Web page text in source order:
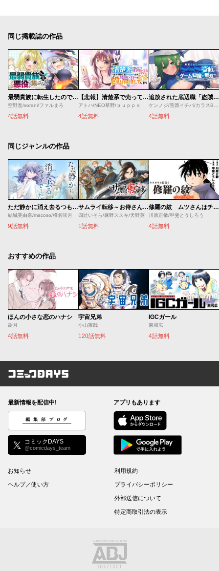
同じ掲載誌の作品
最弱貴族に転生したので悪役たちを集めてみた
空野進/sorani/ファルまろ
4話無料
【悲報】清楚系で売っていた底辺配信者、うっかり配信を切り忘れたままSS級モンスターを拳で殴り飛ばしてしまう
アトハ/NEO草野/ｐｕｐｐｓ
4話無料
追放された底辺職「盗賊」はゲーム知識で無双する。一緒に召喚された先生も外れジョブだったけど効率的に成り上がります
4話無料
同じジャンルの作品
ただ静かに消え去るつもりでした
結城芙由奈/macoso/椎名咲月
9話無料
サムライ転移～お侍さんは異世界でもあんまり変わらない～
四辻いそら/麻野ススキ/天野英
1話無料
修羅の紋 ムツさんはチョー強い？！
川原正敏/甲斐とうしろう
4話無料
おすすめの作品
ほんの小さな恋のハナシ
胡月
4話無料
宇宙兄弟
小山宙哉
120話無料
IGCガール
東和広
4話無料
コミックDAYS
最新情報を配信中!
編集部ブログ
コミックDAYS
@comicdays_team
アプリもあります
お知らせ
ヘルプ／使い方
利用規約
プライバシーポリシー
外部送信について
特定商取引法の表示